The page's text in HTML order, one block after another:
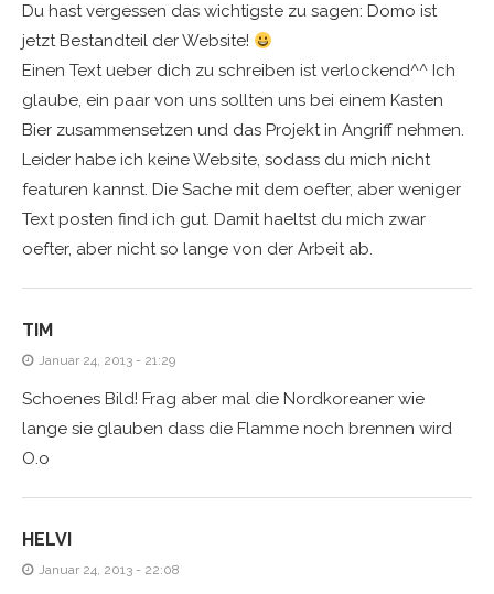
Du hast vergessen das wichtigste zu sagen: Domo ist
jetzt Bestandteil der Website!
Einen Text ueber dich zu schreiben ist verlockend^^ Ich
glaube, ein paar von uns sollten uns bei einem Kasten
Bier zusammensetzen und das Projekt in Angriff nehmen.
Leider habe ich keine Website, sodass du mich nicht
featuren kannst. Die Sache mit dem oefter, aber weniger
Text posten find ich gut. Damit haeltst du mich zwar
oefter, aber nicht so lange von der Arbeit ab.
TIM
Januar 24, 2013 - 21:29
Schoenes Bild! Frag aber mal die Nordkoreaner wie
lange sie glauben dass die Flamme noch brennen wird
O.o
HELVI
Januar 24, 2013 - 22:08